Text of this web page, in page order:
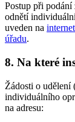
Postup při
odnětí
uveden na
úřadu.
8. Na které
Žádosti o udělení
individuálního
na adresu: